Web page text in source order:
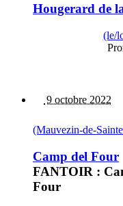
Hougerard de
(le/
9 octobre 2022
(Mauvezin-de-
Camp del Four
FANTOIR :
Four